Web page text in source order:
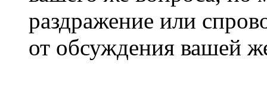
раздражение или
от обсуждения вашей